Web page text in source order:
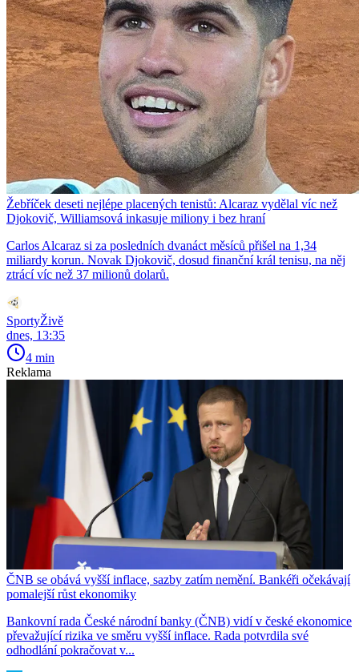
Žebříček deseti nejlépe placených tenistů: Alcaraz vydělal víc než
Djokovič, Williamsová inkasuje miliony i bez hraní
Carlos Alcaraz si za posledních dvanáct měsíců přišel na 1,34
miliardy korun. Novak Djokovič, dosud finanční král tenisu, na něj
ztrácí víc než 37 milionů dolarů.
SportyŽivě
dnes, 13:35
4 min
Reklama
ČNB se obává vyšší inflace, sazby zatím nemění. Bankéři očekávají
pomalejší růst ekonomiky
Bankovní rada České národní banky (ČNB) vidí v české ekonomice
převažující rizika ve směru vyšší inflace. Rada potvrdila své
odhodlání pokračovat v...